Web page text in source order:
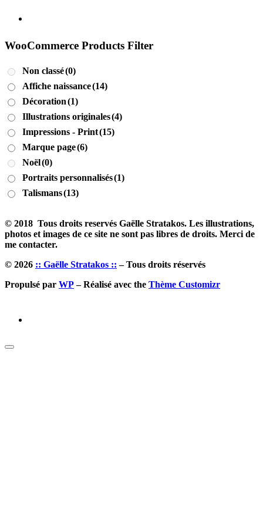
WooCommerce Products Filter
Non classé(0)
Affiche naissance(14)
Décoration(1)
Illustrations originales(4)
Impressions - Print(15)
Marque page(6)
Noël(0)
Portraits personnalisés(1)
Talismans(13)
© 2018 Tous droits reservés Gaëlle Stratakos. Les illustrations,
photos et images de ce site ne sont pas libres de droits. Merci de
me contacter.
© 2026 :: Gaëlle Stratakos :: – Tous droits réservés
Propulsé par WP– Réalisé avec the Thème Customizr